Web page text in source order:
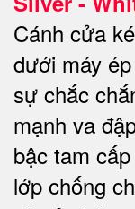
Cánh cửa
dưới máy
sự chắc
mạnh va
bậc tam
lớp chống